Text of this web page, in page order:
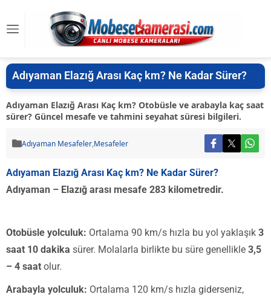
Adıyaman Elazığ Arası Kaç km? Ne Kadar Sürer?
Adıyaman Elazığ Arası Kaç km? Otobüsle ve arabayla kaç saat
sürer? Güncel mesafe ve tahmini seyahat süresi bilgileri.
Adıyaman Mesafeler,Mesafeler
Adıyaman Elazığ Arası Kaç km? Ne Kadar Sürer?
Adıyaman – Elazığ arası mesafe 283 kilometredir.
Otobüsle yolculuk: Ortalama 90 km/s hızla bu yol yaklaşık 3
saat 10 dakika sürer. Molalarla birlikte bu süre genellikle 3,5
– 4 saat olur.
Arabayla yolculuk: Ortalama 120 km/s hızla giderseniz,